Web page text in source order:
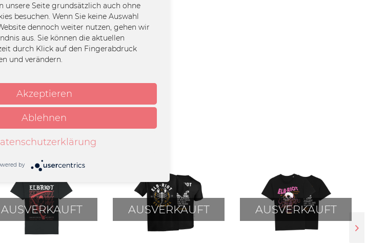
schwarz"
AUSVERKAUFT AUSVERKAUFT AUSVERKAUFT
unsere Seite grundsätzlich auch ohne
besuchen. Wenn Sie keine Auswahl
dennoch weiter nutzen, gehen wir
aus. Sie können die aktuellen
durch Klick auf den Fingerabdruck
und verändern.
Akzeptieren
Ablehnen
by